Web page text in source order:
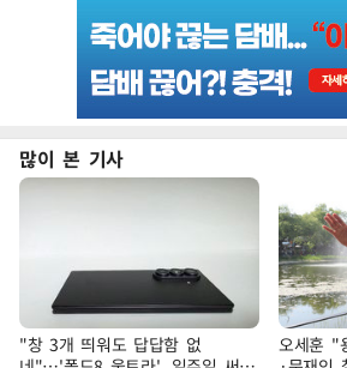
많이 본 기사
"창 3개 띄워도 답답함 없
오세훈 "